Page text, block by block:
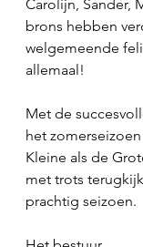
Carolijn, Sander,
brons hebben
welgemeende
allemaal!
Met de
het
Kleine als de
met trots
prachtig seizoen.